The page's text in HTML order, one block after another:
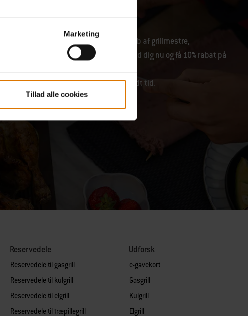
Marketing
Tillad alle cookies
E-mailopdateringer fra vores fællesskab af grillmestre,
madentusiaster og friluftskokke. Tilmeld dig nu og få 10% rabat på
Tilmelding til nyhedsbrevet kan tage lidt tid.
Reservedele
Reservedele til gasgrill
Reservedele til kulgrill
Reservedele til elgrill
Reservedele til træpillegrill
Udforsk
e-gavekort
Gasgrill
Kulgrill
Elgrill